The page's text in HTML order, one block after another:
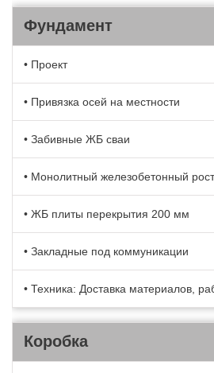
Фундамент
• Проект
• Привязка осей на местности
• Забивные ЖБ сваи
• Монолитный железобетонный
• ЖБ плиты перекрытия 200 мм
• Закладные под коммуникации
• Техника: Доставка материалов,
Коробка